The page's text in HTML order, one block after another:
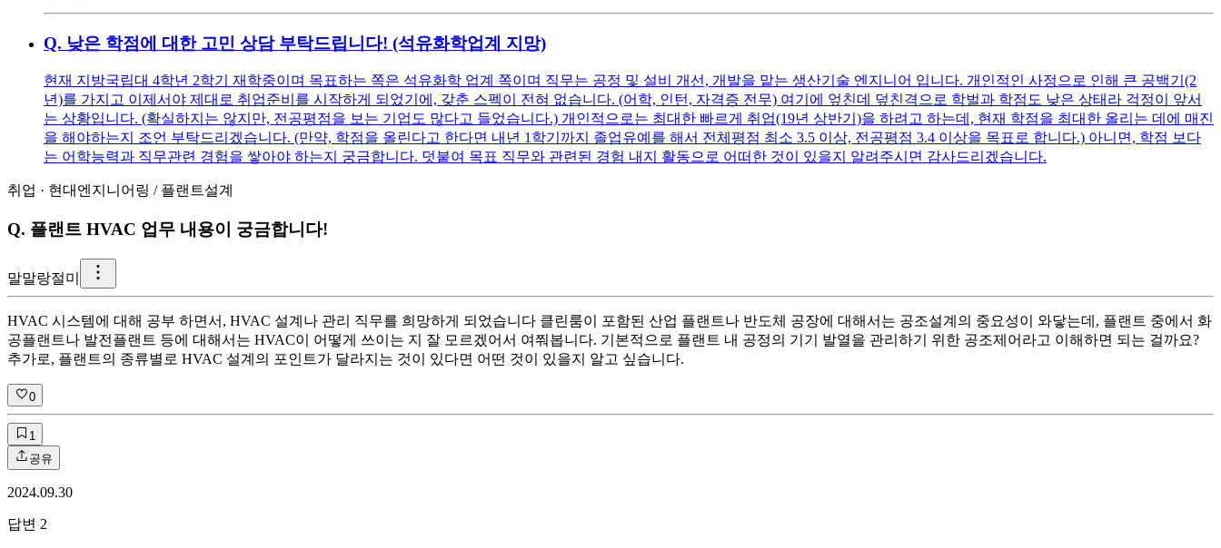
Q. 낮은 학점에 대한 고민 상담 부탁드립니다! (석유화학업계 지망)
현재 지방국립대 4학년 2학기 재학중이며 목표하는 쪽은 석유화학 업계 쪽이며 직무는 공정 및 설비 개선, 개발을 맡는 생산기술 엔지니어 입니다. 개인적인 사정으로 인해 큰 공백기(2
년)를 가지고 이제서야 제대로 취업준비를 시작하게 되었기에, 갖춘 스펙이 전혀 없습니다. (어학, 인턴, 자격증 전무) 여기에 엎친데 덮친격으로 학벌과 학점도 낮은 상태라 걱정이 앞서
는 상황입니다. (확실하지는 않지만, 전공평점을 보는 기업도 많다고 들었습니다.) 개인적으로는 최대한 빠르게 취업(19년 상반기)을 하려고 하는데, 현재 학점을 최대한 올리는 데에 매진
을 해야하는지 조언 부탁드리겠습니다. (만약, 학점을 올린다고 한다면 내년 1학기까지 졸업유예를 해서 전체평점 최소 3.5 이상, 전공평점 3.4 이상을 목표로 합니다.) 아니면, 학점 보다
는 어학능력과 직무관련 경험을 쌓아야 하는지 궁금합니다. 덧붙여 목표 직무와 관련된 경험 내지 활동으로 어떠한 것이 있을지 알려주시면 감사드리겠습니다.
취업 · 현대엔지니어링 / 플랜트설계
Q. 플랜트 HVAC 업무 내용이 궁금합니다!
말말랑절미
HVAC 시스템에 대해 공부 하면서, HVAC 설계나 관리 직무를 희망하게 되었습니다 클린룸이 포함된 산업 플랜트나 반도체 공장에 대해서는 공조설계의 중요성이 와닿는데, 플랜트 중에서 화
공플랜트나 발전플랜트 등에 대해서는 HVAC이 어떻게 쓰이는 지 잘 모르겠어서 여쭤봅니다. 기본적으로 플랜트 내 공정의 기기 발열을 관리하기 위한 공조제어라고 이해하면 되는 걸까요?
추가로, 플랜트의 종류별로 HVAC 설계의 포인트가 달라지는 것이 있다면 어떤 것이 있을지 알고 싶습니다.
0
1
공유
2024.09.30
답변 2